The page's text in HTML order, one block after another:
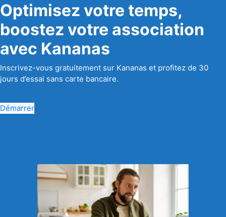
Optimisez votre temps,
boostez votre association
avec Kananas
Inscrivez-vous gratuitement sur Kananas et profitez de 30
jours d’essai sans carte bancaire.
Démarrer